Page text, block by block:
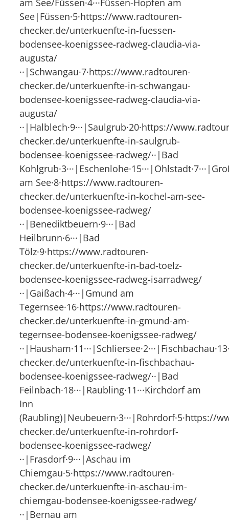
am See/Füssen·4···Füssen-Hopfen am
See|Füssen·5·https://www.radtouren-
checker.de/unterkuenfte-in-fuessen-
bodensee-koenigssee-radweg-claudia-via-
augusta/
··|Schwangau·7·https://www.radtouren-
checker.de/unterkuenfte-in-schwangau-
bodensee-koenigssee-radweg-claudia-via-
augusta/
··|Halblech·9···|Saulgrub·20·https://
checker.de/unterkuenfte-in-saulgrub-
bodensee-koenigssee-radweg/··|Bad
am See·8·https://www.radtouren-
checker.de/unterkuenfte-in-kochel-am-see-
bodensee-koenigssee-radweg/
··|Benediktbeuern·9···|Bad
Heilbrunn·6···|Bad
Tölz·9·https://www.radtouren-
checker.de/unterkuenfte-in-bad-toelz-
bodensee-koenigssee-radweg-isarradweg/
··|Gaißach·4···|Gmund am
Tegernsee·16·https://www.radtouren-
checker.de/unterkuenfte-in-gmund-am-
tegernsee-bodensee-koenigssee-radweg/
checker.de/unterkuenfte-in-fischbachau-
bodensee-koenigssee-radweg/··|Bad
Feilnbach·18···|Raubling·11···Kirchdorf am
Inn
(Raubling)|Neubeuern·3···|Rohrdorf·5·https://
checker.de/unterkuenfte-in-rohrdorf-
bodensee-koenigssee-radweg/
··|Frasdorf·9···|Aschau im
Chiemgau·5·https://www.radtouren-
checker.de/unterkuenfte-in-aschau-im-
chiemgau-bodensee-koenigssee-radweg/
··|Bernau am